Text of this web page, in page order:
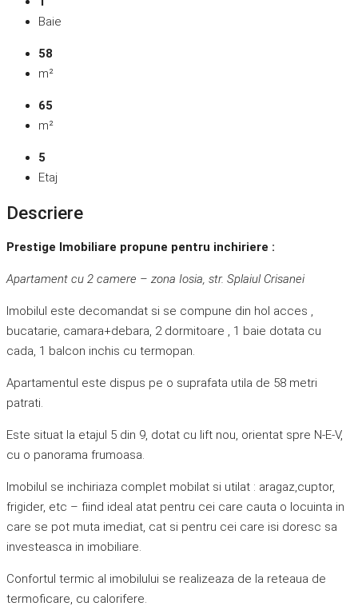
Baie
58
m²
65
m²
5
Etaj
Descriere
Prestige Imobiliare propune pentru inchiriere :
Apartament cu 2 camere – zona Iosia, str. Splaiul Crisanei
Imobilul este decomandat si se compune din hol acces ,
bucatarie, camara+debara, 2 dormitoare , 1 baie dotata cu
cada, 1 balcon inchis cu termopan.
Apartamentul este dispus pe o suprafata utila de 58 metri
patrati.
Este situat la etajul 5 din 9, dotat cu lift nou, orientat spre N-E-V,
cu o panorama frumoasa.
Imobilul se inchiriaza complet mobilat si utilat : aragaz,cuptor,
frigider, etc – fiind ideal atat pentru cei care cauta o locuinta in
care se pot muta imediat, cat si pentru cei care isi doresc sa
investeasca in imobiliare.
Confortul termic al imobilului se realizeaza de la reteaua de
termoficare, cu calorifere.